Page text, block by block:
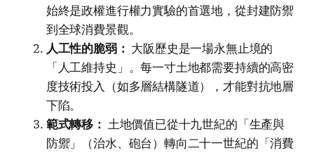
始終是政權進行權力實驗的首選地，從封建防禦
到全球消費景觀。
人工性的脆弱： 大阪歷史是一場永無止境的
「人工維持史」。每一寸土地都需要持續的高密
度技術投入（如多層結構隧道），才能對抗地層
下陷。
範式轉移： 土地價值已從十九世紀的「生產與
防禦」（治水、砲台）轉向二十一世紀的「消費